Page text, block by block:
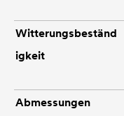
Witterungsbeständ
igkeit
Abmessungen